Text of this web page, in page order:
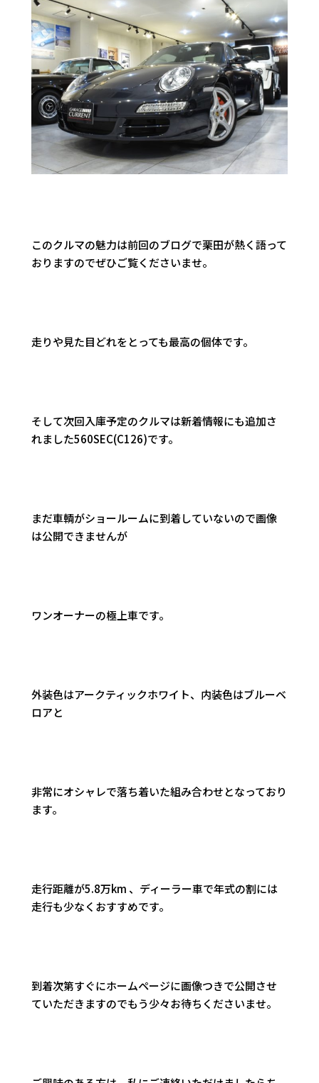
このクルマの魅力は前回のブログで栗田が熱く語って
おりますのでぜひご覧くださいませ。
走りや見た目どれをとっても最高の個体です。
そして次回入庫予定のクルマは新着情報にも追加さ
れました560SEC(C126)です。
まだ車輌がショールームに到着していないので画像
は公開できませんが
ワンオーナーの極上車です。
外装色はアークティックホワイト、内装色はブルーベ
ロアと
非常にオシャレで落ち着いた組み合わせとなっており
ます。
走行距離が5.8万km 、ディーラー車で年式の割には
走行も少なくおすすめです。
到着次第すぐにホームページに画像つきで公開させ
ていただきますのでもう少々お待ちくださいませ。